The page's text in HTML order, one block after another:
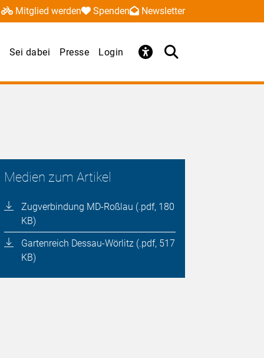
Mitglied werden Spenden Newsletter
Sei dabei Presse Login
Medien zum Artikel
Zugverbindung MD-Roßlau (.pdf, 180
KB)
Gartenreich Dessau-Wörlitz (.pdf, 517
KB)